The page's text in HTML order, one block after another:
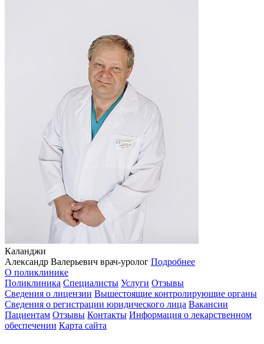
Каланджи
Александр Валерьевич врач-уролог Подробнее
О поликлинике
Поликлиника Специалисты Услуги Отзывы
Сведения о лицензии Вышестоящие контролирующие органы
Сведения о регистрации юридического лица Вакансии
Пациентам Отзывы Контакты Информация о лекарственном
обеспечении Карта сайта